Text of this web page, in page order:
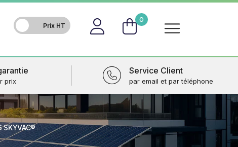
0
prix
Service Client
par email et par téléphone
SKYVAC®